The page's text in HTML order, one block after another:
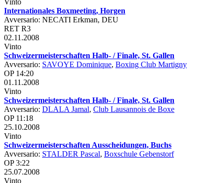
Vinto
Internationales Boxmeeting, Horgen
Avversario: NECATI Erkman, DEU
RET R3
02.11.2008
Vinto
Schweizermeisterschaften Halb- / Finale, St. Gallen
Avversario: SAVOYE Dominique, Boxing Club Martigny
OP 14:20
01.11.2008
Vinto
Schweizermeisterschaften Halb- / Finale, St. Gallen
Avversario: DLALA Jamal, Club Lausannois de Boxe
OP 11:18
25.10.2008
Vinto
Schweizermeisterschaften Ausscheidungen, Buchs
Avversario: STALDER Pascal, Boxschule Gebenstorf
OP 3:22
25.07.2008
Vinto